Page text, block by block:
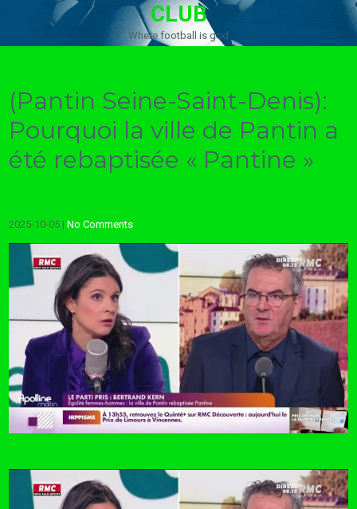
CLUB
Where football is god
(Pantin Seine-Saint-Denis):
Pourquoi la ville de Pantin a
été rebaptisée « Pantine »
2025-10-05 |No Comments